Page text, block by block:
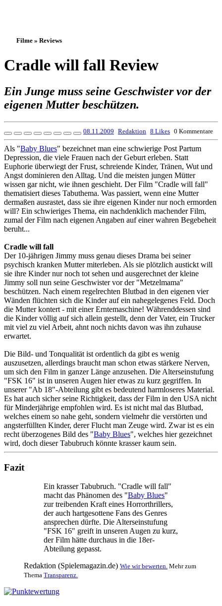
Filme » Reviews
Cradle will fall Review
Ein Junge muss seine Geschwister vor der
eigenen Mutter beschützen.
08.11.2009 Redaktion 8 Likes 0 Kommentare
Als "Baby Blues" bezeichnet man eine schwierige Post Partum
Depression, die viele Frauen nach der Geburt erleben. Statt
Euphorie überwiegt der Frust, schreiende Kinder, Tränen, Wut und
Angst dominieren den Alltag. Und die meisten jungen Mütter
wissen gar nicht, wie ihnen geschieht. Der Film "Cradle will fall"
thematisiert dieses Tabuthema. Was passiert, wenn eine Mutter
dermaßen ausrastet, dass sie ihre eigenen Kinder nur noch ermorden
will? Ein schwieriges Thema, ein nachdenklich machender Film,
zumal der Film nach eigenen Angaben auf einer wahren Begebeheit
beruht...
Cradle will fall
Der 10-jährigen Jimmy muss genau dieses Drama bei seiner
psychisch kranken Mutter miterleben. Als sie plötzlich austickt will
sie ihre Kinder nur noch tot sehen und ausgerechnet der kleine
Jimmy soll nun seine Geschwister vor der "Metzelmama"
beschützen. Nach einem regelrechten Blutbad in den eigenen vier
Wänden flüchten sich die Kinder auf ein nahegelegenes Feld. Doch
die Mutter kontert - mit einer Erntemaschine! Währenddessen sind
die Kinder völlig auf sich allein gestellt, denn der Vater, ein Trucker
mit viel zu viel Arbeit, ahnt noch nichts davon was ihn zuhause
erwartet.
Die Bild- und Tonqualität ist ordentlich da gibt es wenig
auszusetzen, allerdings braucht man schon etwas stärkere Nerven,
um sich den Film in ganzer Länge anzusehen. Die Alterseinstufung
"FSK 16" ist in unseren Augen hier etwas zu kurz gegriffen. In
unserer "Ab 18"-Abteilung gibt es bedeutend harmloseres Material.
Es hat auch sicher seine Richtigkeit, dass der Film in den USA nicht
für Minderjährige empfohlen wird. Es ist nicht mal das Blutbad,
welches einem so nahe geht, sondern vielmehr die verstörten und
angsterfüllten Kinder, derer Flucht man Zeuge wird. Zwar ist es ein
recht überzogenes Bild des "Baby Blues", welches hier gezeichnet
wird, doch dieser Tabubruch könnte krasser kaum sein.
Fazit
Ein krasser Tabubruch. "Cradle will fall"
macht das Phänomen des "Baby Blues"
zur treibenden Kraft eines Horrorthrillers,
der auch hartgesottene Fans des Genres
ansprechen dürfte. Die Alterseinstufung
"FSK 16" greift in unseren Augen zu kurz,
der Film hätte durchaus in die 18er-
Abteilung gepasst.
Redaktion (Spielemagazin.de) Wie wir bewerten. Mehr zum
Thema Transparenz.